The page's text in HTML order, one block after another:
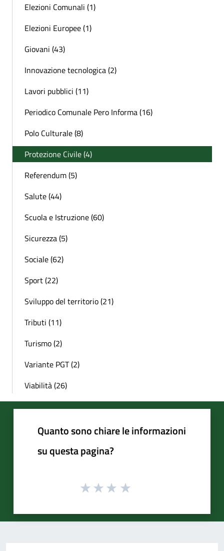
Elezioni Comunali (1)
Elezioni Europee (1)
Giovani (43)
Innovazione tecnologica (2)
Lavori pubblici (11)
Periodico Comunale Pero Informa (16)
Polo Culturale (8)
Protezione Civile (4)
Referendum (5)
Salute (44)
Scuola e Istruzione (60)
Sicurezza (5)
Sociale (62)
Sport (22)
Sviluppo del territorio (21)
Tributi (11)
Turismo (2)
Variante PGT (2)
Viabilità (26)
Quanto sono chiare le informazioni
su questa pagina?